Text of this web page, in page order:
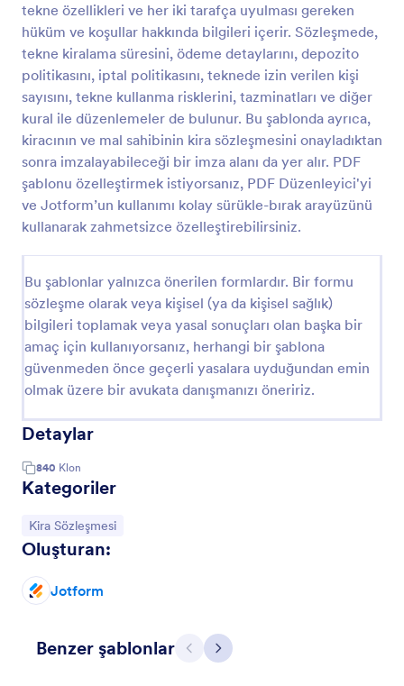
tekne özellikleri ve her iki tarafça uyulması gereken
hüküm ve koşullar hakkında bilgileri içerir. Sözleşmede,
tekne kiralama süresini, ödeme detaylarını, depozito
politikasını, iptal politikasını, teknede izin verilen kişi
sayısını, tekne kullanma risklerini, tazminatları ve diğer
kural ile düzenlemeler de bulunur. Bu şablonda ayrıca,
kiracının ve mal sahibinin kira sözleşmesini onayladıktan
sonra imzalayabileceği bir imza alanı da yer alır. PDF
şablonu özelleştirmek istiyorsanız, PDF Düzenleyici'yi
ve Jotform’un kullanımı kolay sürükle-bırak arayüzünü
kullanarak zahmetsizce özelleştirebilirsiniz.
Bu şablonlar yalnızca önerilen formlardır. Bir formu
sözleşme olarak veya kişisel (ya da kişisel sağlık)
bilgileri toplamak veya yasal sonuçları olan başka bir
amaç için kullanıyorsanız, herhangi bir şablona
güvenmeden önce geçerli yasalara uyduğundan emin
olmak üzere bir avukata danışmanızı öneririz.
Detaylar
840 Klon
Kategoriler
Kategoriye git:
Kira Sözleşmesi
Oluşturan:
Jotform
Benzer şablonlar Geriİleri